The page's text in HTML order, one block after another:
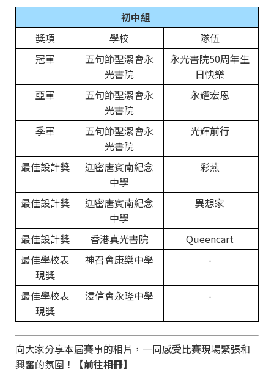
初中組
獎項
學校
隊伍
冠軍
五旬節聖潔會永
光書院
永光書院50周年生
日快樂
亞軍
五旬節聖潔會永
光書院
永耀宏恩
季軍
五旬節聖潔會永
光書院
光輝前行
最佳設計獎
迦密唐賓南紀念
中學
彩燕
最佳設計獎
迦密唐賓南紀念
中學
異想家
最佳設計獎 香港真光書院
Queencart
最佳學校表
現獎
神召會康樂中學 -
最佳學校表
現獎
浸信會永隆中學 -
向大家分享本屆賽事的相片，一同感受比賽現場緊張和
興奮的氛圍！
【前往相冊】